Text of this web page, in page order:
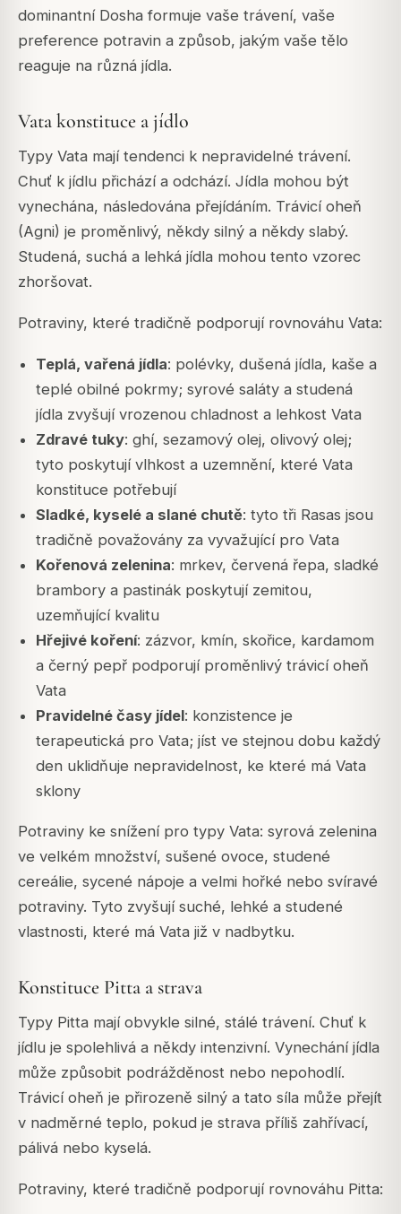
dominantní Dosha formuje vaše trávení, vaše
preference potravin a způsob, jakým vaše tělo
reaguje na různá jídla.
Vata konstituce a jídlo
Typy Vata mají tendenci k nepravidelné trávení.
Chuť k jídlu přichází a odchází. Jídla mohou být
vynechána, následována přejídáním. Trávicí oheň
(Agni) je proměnlivý, někdy silný a někdy slabý.
Studená, suchá a lehká jídla mohou tento vzorec
zhoršovat.
Potraviny, které tradičně podporují rovnováhu Vata:
Teplá, vařená jídla: polévky, dušená jídla, kaše a
teplé obilné pokrmy; syrové saláty a studená
jídla zvyšují vrozenou chladnost a lehkost Vata
Zdravé tuky: ghí, sezamový olej, olivový olej;
tyto poskytují vlhkost a uzemnění, které Vata
konstituce potřebují
Sladké, kyselé a slané chutě: tyto tři Rasas jsou
tradičně považovány za vyvažující pro Vata
Kořenová zelenina: mrkev, červená řepa, sladké
brambory a pastinák poskytují zemitou,
uzemňující kvalitu
Hřejivé koření: zázvor, kmín, skořice, kardamom
a černý pepř podporují proměnlivý trávicí oheň
Vata
Pravidelné časy jídel: konzistence je
terapeutická pro Vata; jíst ve stejnou dobu každý
den uklidňuje nepravidelnost, ke které má Vata
sklony
Potraviny ke snížení pro typy Vata: syrová zelenina
ve velkém množství, sušené ovoce, studené
cereálie, sycené nápoje a velmi hořké nebo svíravé
potraviny. Tyto zvyšují suché, lehké a studené
vlastnosti, které má Vata již v nadbytku.
Konstituce Pitta a strava
Typy Pitta mají obvykle silné, stálé trávení. Chuť k
jídlu je spolehlivá a někdy intenzivní. Vynechání jídla
může způsobit podrážděnost nebo nepohodlí.
Trávicí oheň je přirozeně silný a tato síla může přejít
v nadměrné teplo, pokud je strava příliš zahřívací,
pálivá nebo kyselá.
Potraviny, které tradičně podporují rovnováhu Pitta: